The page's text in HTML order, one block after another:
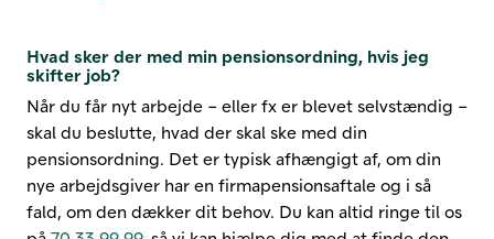
Hvad sker der med min pensionsordning, hvis jeg
skifter job?
Når du får nyt arbejde – eller fx er blevet selvstændig –
skal du beslutte, hvad der skal ske med din
pensionsordning. Det er typisk afhængigt af, om din
nye arbejdsgiver har en firmapensionsaftale og i så
fald, om den dækker dit behov. Du kan altid ringe til os